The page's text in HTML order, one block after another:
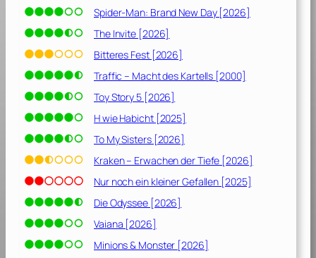
Spider-Man: Brand New Day [2026]
The Invite [2026]
Bitteres Fest [2026]
Traffic – Macht des Kartells [2000]
Toy Story 5 [2026]
H wie Habicht [2025]
To My Sisters [2026]
Kraken – Erwachen der Tiefe [2026]
Nur noch ein kleiner Gefallen [2025]
Die Odyssee [2026]
Vaiana [2026]
Minions & Monster [2026]